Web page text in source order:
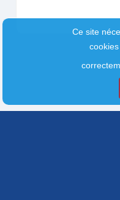
Ce site